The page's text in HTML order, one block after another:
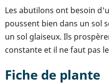
Les abutilons ont besoin
poussent bien dans un sol
un sol glaiseux. Ils
constante et il ne faut pas
Fiche de plante